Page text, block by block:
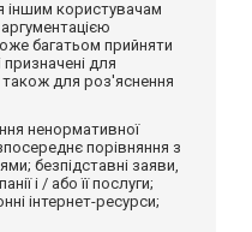
іншим користувачам
багатьом прийняти
для
також для роз'яснення
ненормативної
порівняння з
безпідставні заяви,
і / або її послуги;
інтернет-ресурси;